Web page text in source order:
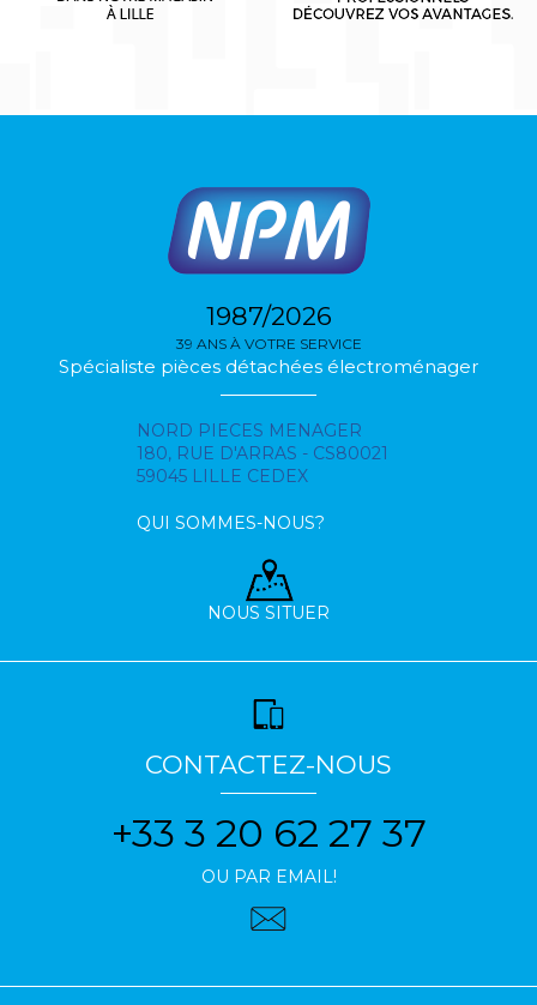
1987/2026
39 ANS À VOTRE SERVICE
Spécialiste pièces détachées électroménager
NORD PIECES MENAGER
180, RUE D'ARRAS - CS80021
59045 LILLE CEDEX
QUI SOMMES-NOUS?
NOUS SITUER
CONTACTEZ-NOUS
+33 3 20 62 27 37
OU PAR EMAIL!